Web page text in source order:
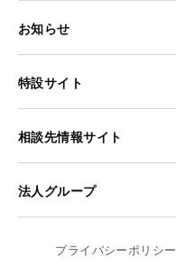
お知らせ
特設サイト
相談先情報サイト
法人グループ
プライバシーポリシー